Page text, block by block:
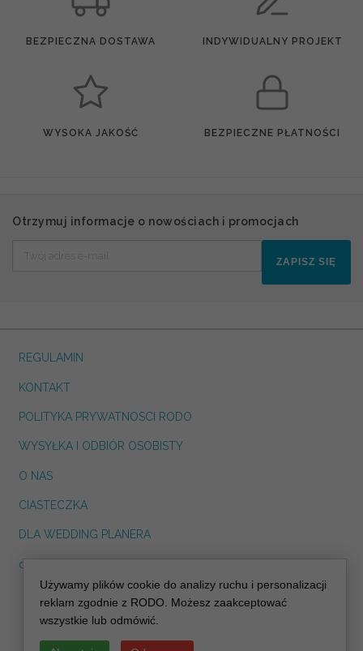
BEZPIECZNA DOSTAWA INDYWIDUALNY PROJEKT
WYSOKA JAKOŚĆ BEZPIECZNE PŁATNOŚCI
Otrzymuj informacje o nowościach i promocjach
ZAPISZ SIĘ
REGULAMIN
KONTAKT
POLITYKA PRYWATNOSCI RODO
WYSYŁKA I ODBIÓR OSOBISTY
O NAS
CIASTECZKA
DLA WEDDING PLANERA
dreskot.com
info@decoris.pl
Używamy plików cookie do analizy ruchu i personalizacji
reklam zgodnie z RODO. Możesz zaakceptować
wszystkie lub odmówić.